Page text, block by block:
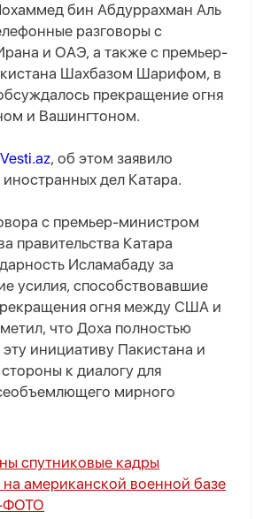
бин Абдуррахман Аль
разговоры с
и ОАЭ, а также с премьер-
Шахбазом Шарифом, в
прекращение огня
и Вашингтоном.
Vesti.az, об этом заявило
дел Катара.
с премьер-министром
правительства Катара
Исламабаду за
усилия, способствовавшие
огня между США и
что Доха полностью
инициативу Пакистана и
к диалогу для
мирного
спутниковые кадры
американской военной базе
ФОТО